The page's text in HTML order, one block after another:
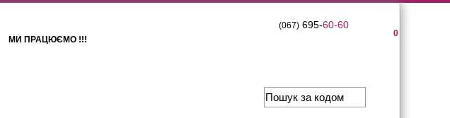
МИ ПРАЦЮЄМО !!!
0
(067)695-60-60